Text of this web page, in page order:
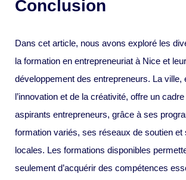
Conclusion
Dans cet article, nous avons exploré les
la formation en entrepreneuriat à Nice et
développement des entrepreneurs. La ville,
l’innovation et de la créativité, offre un
aspirants entrepreneurs, grâce à ses
formation variés, ses réseaux de soutien
locales. Les formations disponibles
seulement d’acquérir des compétences